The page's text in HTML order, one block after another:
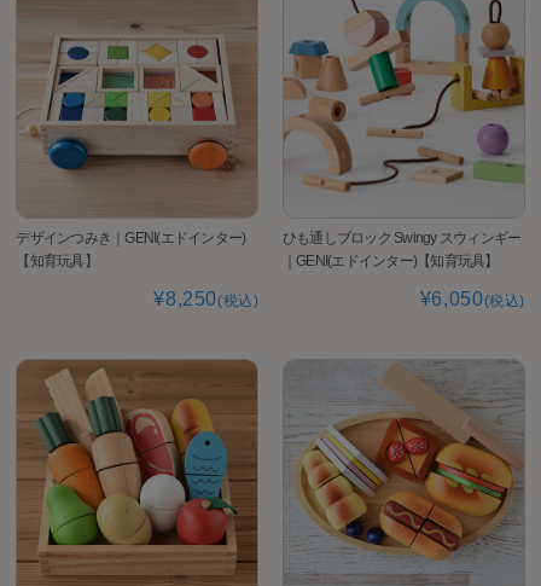
デザインつみき｜GENI(エドインター)
【知育玩具】
¥8,250(税込)
ひも通しブロック Swingy スウィンギー
｜GENI(エドインター)【知育玩具】
¥6,050(税込)